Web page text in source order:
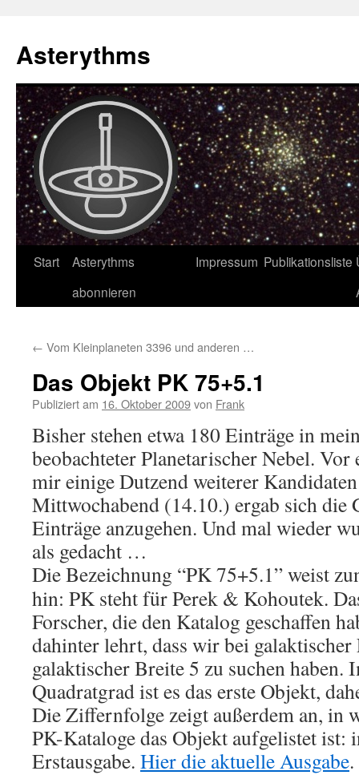
Asterythms
Zum
Start
Asterythms
abonnieren
Impressum Publikationsliste
← Vom Kleinplaneten 3396 und anderen …
Das Objekt PK 75+5.1
Publiziert am 16. Oktober 2009von Frank
Bisher stehen etwa 180 Einträge in
beobachteter Planetarischer Nebel.
mir einige Dutzend weiterer
Mittwochabend (14.10.) ergab sich die
Einträge anzugehen. Und mal wieder
als gedacht …
Die Bezeichnung “PK 75+5.1” weist
hin: PK steht für Perek & Kohoutek.
Forscher, die den Katalog geschaffen
dahinter lehrt, dass wir bei galaktischer
galaktischer Breite 5 zu suchen haben.
Quadratgrad ist es das erste Objekt,
Die Ziffernfolge zeigt außerdem an, in
PK-Kataloge das Objekt aufgelistet ist:
Erstausgabe. Hier die aktuelle Ausgabe.